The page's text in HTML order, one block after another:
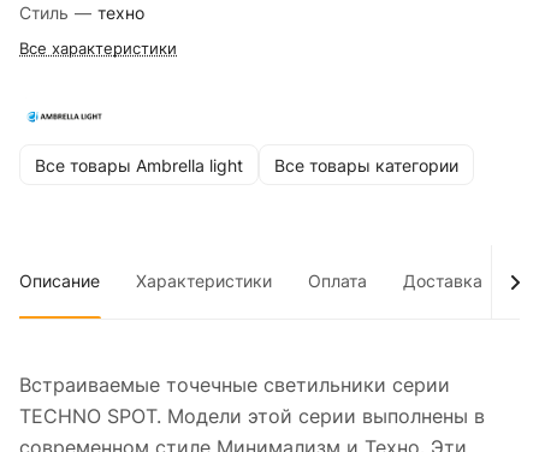
Стиль — техно
Все характеристики
Все товары Ambrella light Все товары категории
Описание Характеристики Оплата Доставка
Встраиваемые точечные светильники серии
TECHNO SPOT. Модели этой серии выполнены в